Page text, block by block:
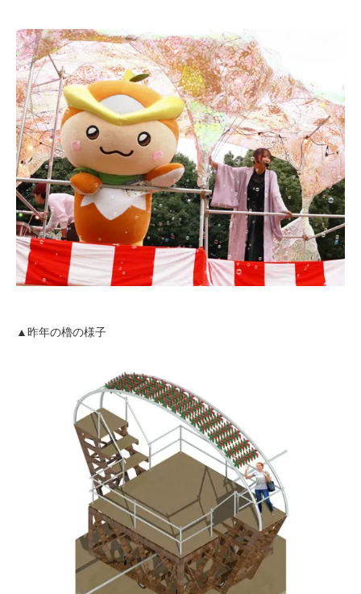
▲昨年の櫓の様子